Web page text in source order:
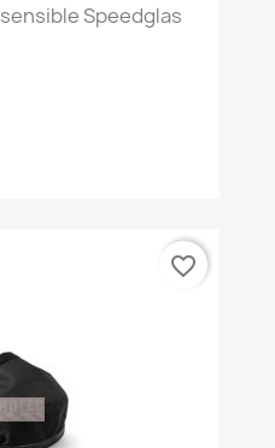
Speedglas
favorite_border